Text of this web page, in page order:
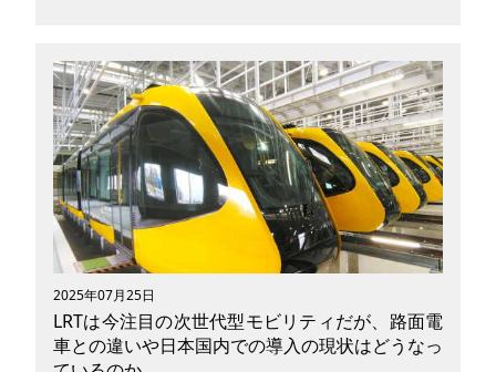
最近耳にすることが増えた「MaaS」というワー
ド。なんとなく聞いたことはあるけれど、何の略
称でどんなサービスなのか詳しく知らない方も多
いのではないでしょうか？今回は次世代モビリテ
ィサービスとして開発が進んでいる「MaaS」に
ついて紐解いていきたいと思います。
2025年07月25日
LRTは今注目の次世代型モビリティだが、路面電
車との違いや日本国内での導入の現状はどうなっ